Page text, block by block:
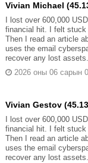
Vivian Michael
I lost over 600,000
financial hit. I felt stuck
Then I read an article
uses the email
recover any lost
2026 оны 06 сарын
Vivian Gestov
I lost over 600,000
financial hit. I felt stuck
Then I read an article
uses the email
recover any lost